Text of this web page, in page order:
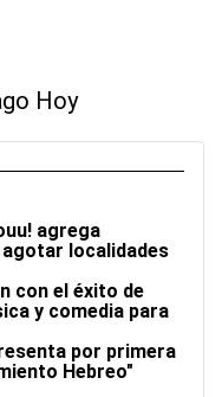
Hoy
agrega
localidades
con el éxito de
y comedia para
por primera
Hebreo"